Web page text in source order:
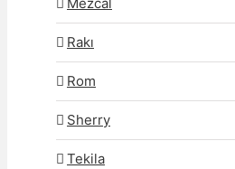
Mezcal
Rakı
Rom
Sherry
Tekila